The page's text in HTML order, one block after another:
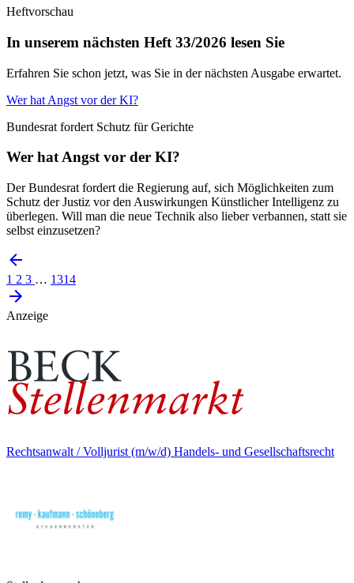
Heftvorschau
In unserem nächsten Heft 33/2026 lesen Sie
Erfahren Sie schon jetzt, was Sie in der nächsten Ausgabe erwartet.
Wer hat Angst vor der KI?
Bundesrat fordert Schutz für Gerichte
Wer hat Angst vor der KI?
Der Bundesrat fordert die Regierung auf, sich Möglichkeiten zum
Schutz der Justiz vor den Auswirkungen Künstlicher Intelligenz zu
überlegen. Will man die neue Technik also lieber verbannen, statt sie
selbst einzusetzen?
1 2 3 … 1314
Anzeige
Rechtsanwalt / Volljurist (m/w/d) Handels- und Gesellschaftsrecht